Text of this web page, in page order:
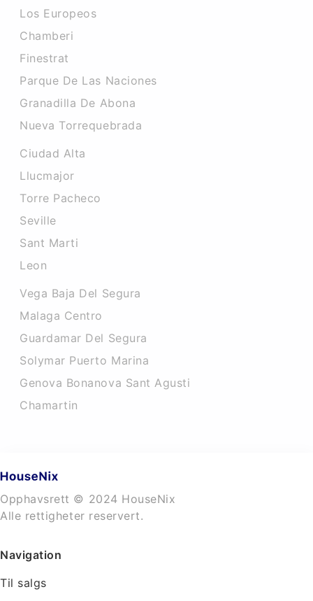
Los Europeos
Chamberi
Finestrat
Parque De Las Naciones
Granadilla De Abona
Nueva Torrequebrada
Ciudad Alta
Llucmajor
Torre Pacheco
Seville
Sant Marti
Leon
Vega Baja Del Segura
Malaga Centro
Guardamar Del Segura
Solymar Puerto Marina
Genova Bonanova Sant Agusti
Chamartin
Opphavsrett © 2024 HouseNix
Alle rettigheter reservert.
Navigation
Til salgs